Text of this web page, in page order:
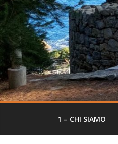
1 – CHI SIAMO